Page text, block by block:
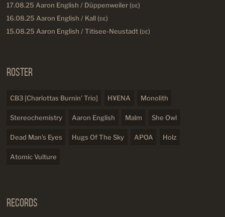
17.08.25 Aaron English / Düppenweiler (DE)
16.08.25 Aaron English / Kall (DE)
15.08.25 Aaron English / Titisee-Neustadt (DE)
Roster
CB3 [Charlottas Burnin' Trio] H¥ENA Monolith
Stereochemistry Aaron English Malm She Owl
Dead Man's Eyes Hugs Of The Sky APOA Holz
Atomic Vulture
Records